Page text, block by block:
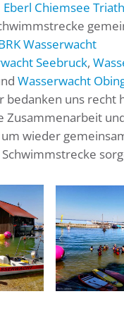
Eberl Chiemsee
Wasserwacht
Seebruck,
Wasserwacht
bedanken uns recht
Zusammenarbeit
um wieder